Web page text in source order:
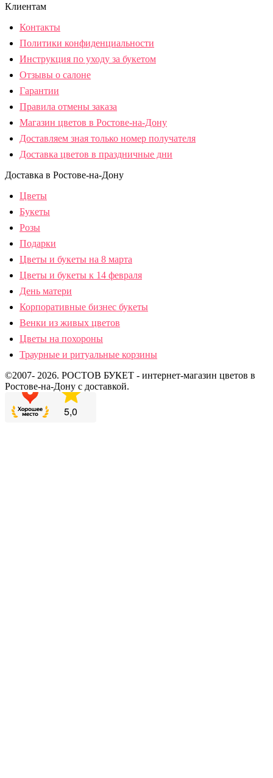
Клиентам
Контакты
Политики конфиденциальности
Инструкция по уходу за букетом
Отзывы о салоне
Гарантии
Правила отмены заказа
Магазин цветов в Ростове-на-Дону
Доставляем зная только номер получателя
Доставка цветов в праздничные дни
Доставка в Ростове-на-Дону
Цветы
Букеты
Розы
Подарки
Цветы и букеты на 8 марта
Цветы и букеты к 14 февраля
День матери
Корпоративные бизнес букеты
Венки из живых цветов
Цветы на похороны
Траурные и ритуальные корзины
©2007- 2026. РОСТОВ БУКЕТ - интернет-магазин цветов в
Ростове-на-Дону с доставкой.